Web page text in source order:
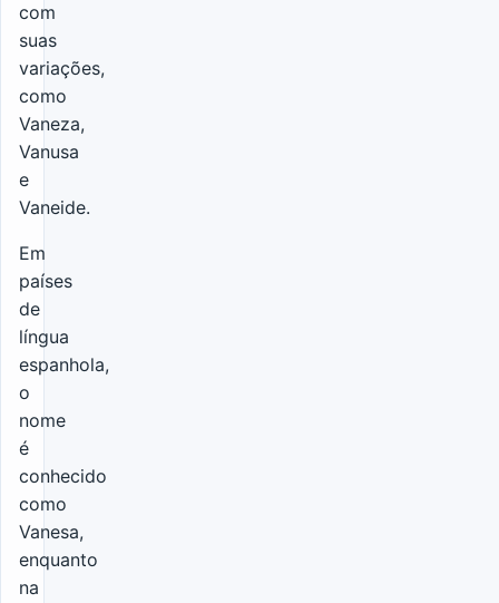
com
suas
variações,
como
Vaneza,
Vanusa
e
Vaneide.
Em
países
de
língua
espanhola,
o
nome
é
conhecido
como
Vanesa,
enquanto
na